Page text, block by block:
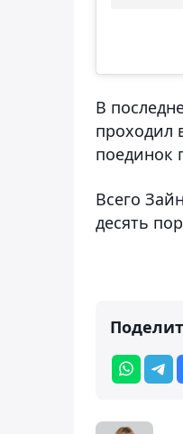
В
проходил
поединок
Всего
десять